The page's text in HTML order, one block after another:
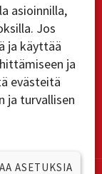
asioinnilla,
Jos
ja käyttää
ja
evästeitä
ja turvallisen
ASETUKSIA